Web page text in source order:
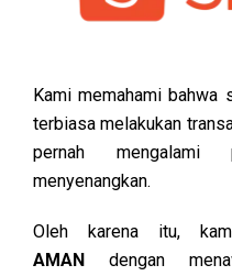
Kami memahami bahwa
terbiasa melakukan
pernah mengalami
menyenangkan.
Oleh karena itu,
AMAN dengan